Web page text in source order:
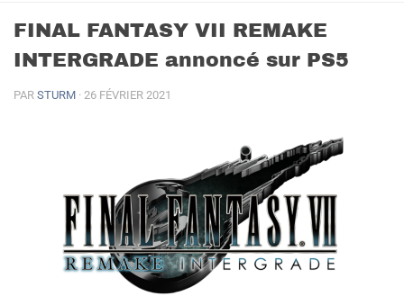
FINAL FANTASY VII REMAKE
INTERGRADE annoncé sur PS5
PAR STURM · 26 FÉVRIER 2021